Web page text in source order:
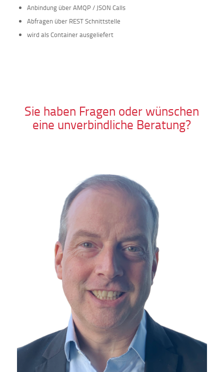
Anbindung über AMQP / JSON Calls
Abfragen über REST Schnittstelle
wird als Container ausgeliefert
Sie haben Fragen oder wünschen
eine unverbindliche Beratung?